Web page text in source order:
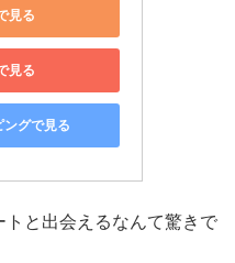
見る
見る
グで見る
と出会えるなんて驚きで